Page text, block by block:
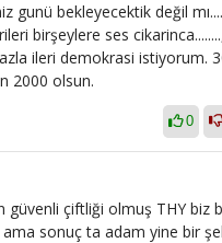
gunü bekleyecektik değil
birşeylere ses
ileri demokrasi istiyorum.
2000 olsun.
0
güvenli çiftliği olmuş THY biz
ama sonuç ta adam yine bir